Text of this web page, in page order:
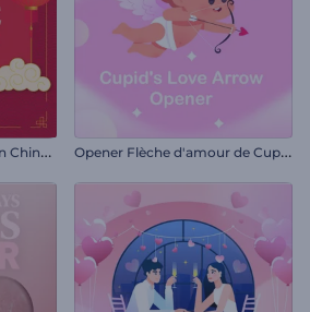
P
romo pour le Nouvel An Chinois O
pener Flèche d'amour de Cupidon